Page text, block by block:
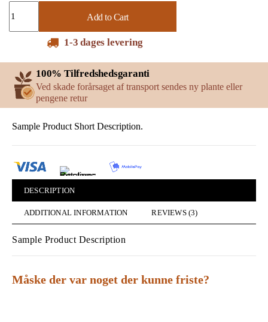
Add to Cart
1-3 dages levering
100% Tilfredshedsgaranti
Ved skade forårsaget af transport sendes ny plante eller
pengene retur
Sample Product Short Description.
DESCRIPTION
ADDITIONAL INFORMATION REVIEWS (3)
Sample Product Description
Måske der var noget der kunne friste?